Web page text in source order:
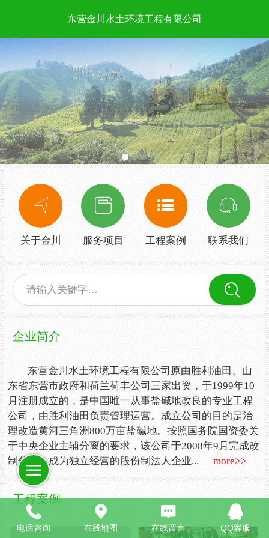
东营金川水土环境工程有限公司
关于金川 服务项目 工程案例 联系我们
请输入关键字…
企业简介
东营金川水土环境工程有限公司原由胜利油田、山
东省东营市政府和荷兰荷丰公司三家出资，于1999年10
月注册成立的，是中国唯一从事盐碱地改良的专业工程
公司，由胜利油田负责管理运营。成立公司的目的是治
理改造黄河三角洲800万亩盐碱地。按照国务院国资委关
于中央企业主辅分离的要求，该公司于2008年9月完成改
制分流，成为独立经营的股份制法人企业... more>>
工程案例
电话咨询 在线地图 在线留言 QQ客服